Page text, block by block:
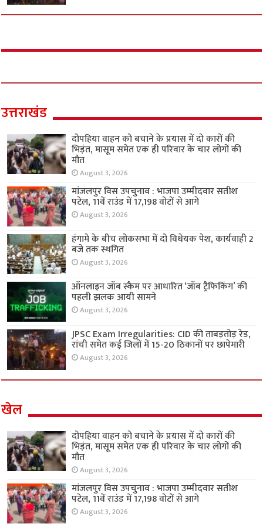
उत्तराखंड
दोपहिया वाहन को बचाने के प्रयास में दो कारों की
भिड़ंत, मासूम समेत एक ही परिवार के चार लोगों की
मौत
August 3, 2026
मांजलपुर विस उपचुनाव : भाजपा उम्मीदवार सतीश
पटेल, 11वें राउंड में 17,198 वोटों से आगे
August 3, 2026
हंगामे के बीच लोकसभा में दो विधेयक पेश, कार्यवाही 2
बजे तक स्थगित
August 3, 2026
ऑनलाइन जॉब स्कैम पर आधारित ‘जॉब ट्रैफिकिंग’ की
पहली झलक आयी सामने
August 3, 2026
JPSC Exam Irregularities: CID की ताबड़तोड़ रेड,
रांची समेत कई जिलों में 15-20 ठिकानों पर छापेमारी
August 3, 2026
खेल
दोपहिया वाहन को बचाने के प्रयास में दो कारों की
भिड़ंत, मासूम समेत एक ही परिवार के चार लोगों की
मौत
August 3, 2026
मांजलपुर विस उपचुनाव : भाजपा उम्मीदवार सतीश
पटेल, 11वें राउंड में 17,198 वोटों से आगे
August 3, 2026